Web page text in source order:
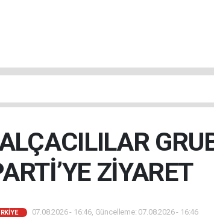
ZİYARET
07.08.2026 - 16:46, Güncelleme: 07.08.2026 - 16:46